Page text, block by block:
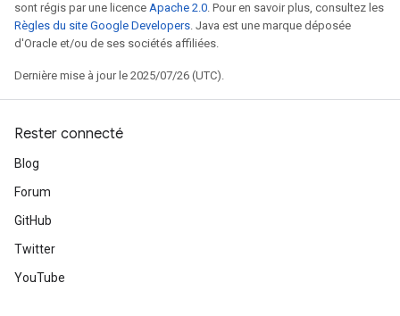
sont régis par une licence Apache 2.0. Pour en savoir plus, consultez les
Règles du site Google Developers. Java est une marque déposée
d'Oracle et/ou de ses sociétés affiliées.
Dernière mise à jour le 2025/07/26 (UTC).
Rester connecté
Blog
Forum
GitHub
Twitter
YouTube